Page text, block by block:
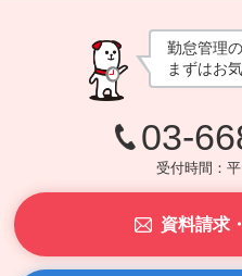
勤怠管理の
まずはお
03-
受付時間：
資料請求